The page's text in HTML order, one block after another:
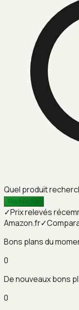
Quel produit
Rechercher
✓Prix relevés
Amazon.fr✓
Bons plans du
0
De nouveaux bons
0